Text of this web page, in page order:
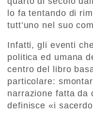
lo fa tentando di
tutt’uno nel suo
Infatti, gli eventi
politica ed umana
centro del libro
particolare:
narrazione fatta da
definisce «i